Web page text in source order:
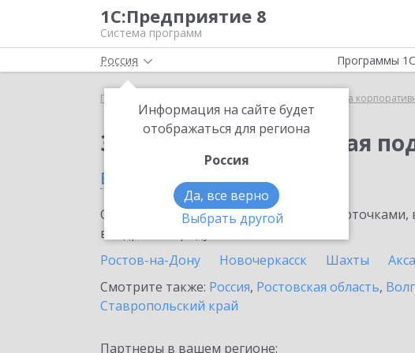
1С:Предприятие 8
Система программ
Россия
Информация на сайте будет
отображаться для региона
Россия
Да, все верно
Выбрать другой
Программы 1С
Главная Премиальная поддержка
Заказать Премиальная
в Красном Сулине
Ознакомьтесь с информационными карточками,
внедрение продукта.
Ростов-на-Дону
Новочеркасск Шахты
Смотрите также: Россия, Ростовская область,
Ставропольский край
Партнеры в вашем регионе: